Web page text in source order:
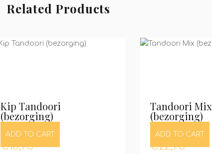
Related Products
Kip Tandoori
(bezorging)
ADD TO CART
€18,75
Tandoori Mix
(bezorging)
ADD TO CART
€22,75